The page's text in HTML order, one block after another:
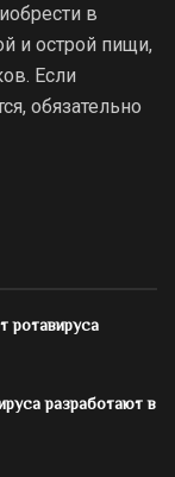
в
и острой пищи,
Если
обязательно
ротавируса
разработают в